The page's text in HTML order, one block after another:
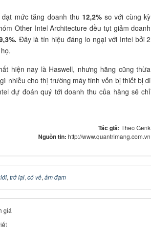
mức tăng doanh thu 12,2% so với cùng kỳ
Other Intel Architecture đều tụt giảm doanh
Đây là tín hiệu đáng lo ngại với Intel bởi 2
hiện nay là Haswell, nhưng hãng cũng thừa
nhiều cho thị trường máy tính vốn bị thiết bị di
dự đoán quý tới doanh thu của hãng sẽ chỉ
Tác giả:Theo Genk
Nguồn tin:http://www.quantrimang.com.vn
, trở lại, có vẻ, ảm đạm
giá